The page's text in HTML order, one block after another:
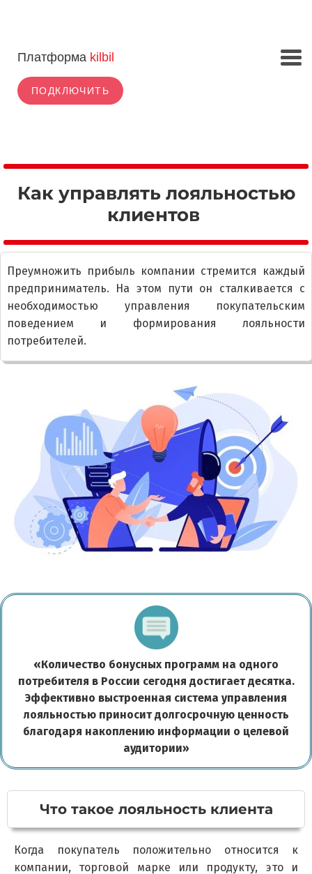
Платформа kilbil
ПОДКЛЮЧИТЬ
Как управлять лояльностью
клиентов
Преумножить прибыль компании стремится каждый
предприниматель. На этом пути он сталкивается с
необходимостью управления покупательским
поведением и формирования лояльности
потребителей.
« Количество бонусных программ на одного
потребителя в России сегодня достигает десятка.
Эффективно выстроенная система управления
лояльностью приносит долгосрочную ценность
благодаря накоплению информации о целевой
аудитории»
Что такое лояльность клиента
Когда покупатель положительно относится к
компании, торговой марке или продукту, это и